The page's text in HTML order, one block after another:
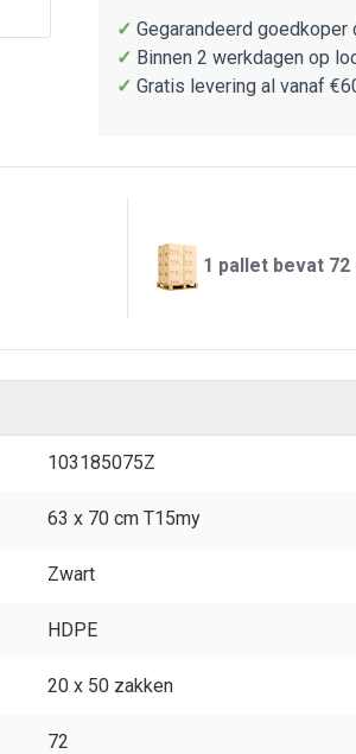
✓ Gegarandeerd goedkoper
✓ Binnen 2 werkdagen op
✓ Gratis levering al vanaf
1 pallet bevat
103185075Z
63 x 70 cm T15my
Zwart
HDPE
20 x 50 zakken
72